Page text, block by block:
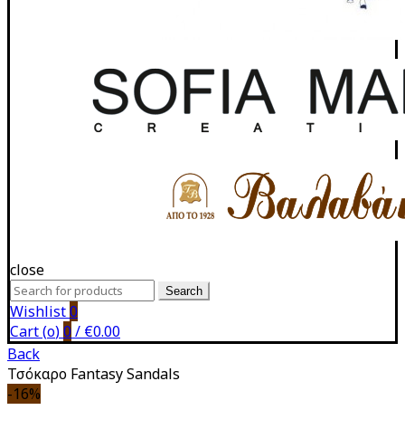
close
Search
for:
Search
Wishlist0
Cart (o)0/ €0.00
Back
Τσόκαρο Fantasy Sandals
-16%